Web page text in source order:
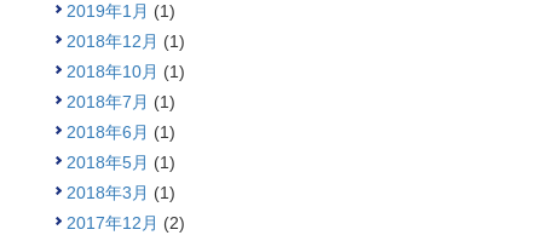
2019年1月 (1)
2018年12月 (1)
2018年10月 (1)
2018年7月 (1)
2018年6月 (1)
2018年5月 (1)
2018年3月 (1)
2017年12月 (2)